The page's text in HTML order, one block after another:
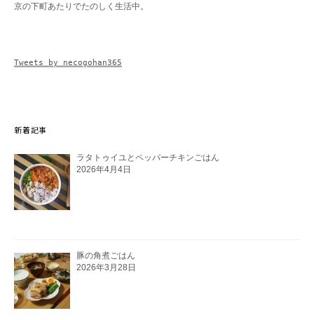
京の下町あたりでたのしく生活中。
Tweets by necogohan365
新着記事
ラタトゥイユとペッパーチキンごはん
2026年4月4日
豚の角煮ごはん
2026年3月28日